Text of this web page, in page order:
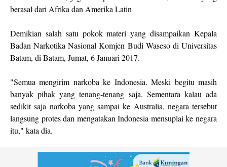
berasal dari Afrika dan Amerika Latin
Demikian salah satu pokok materi yang disampaikan Kepala
Badan Narkotika Nasional Komjen Budi Waseso di Universitas
Batam, di Batam, Jumat, 6 Januari 2017.
"Semua mengirim narkoba ke Indonesia. Meski begitu masih
banyak pihak yang tenang-tenang saja. Sementara kalau ada
sedikit saja narkoba yang sampai ke Australia, negara tersebut
langsung protes dan mengatakan Indonesia mensuplai ke negara
itu," kata dia.